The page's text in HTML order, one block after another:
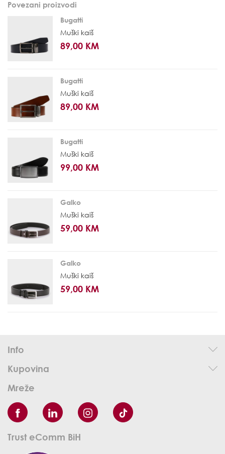
Povezani proizvodi
Bugatti
Muški kaiš
89,00 KM
Bugatti
Muški kaiš
89,00 KM
Bugatti
Muški kaiš
99,00 KM
Galko
Muški kaiš
59,00 KM
Galko
Muški kaiš
59,00 KM
Info
Kupovina
Mreže
Trust eComm BiH